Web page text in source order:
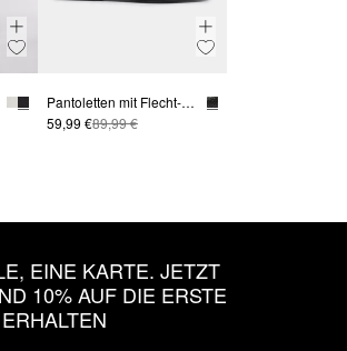
Pantoletten mit Flecht-Details
59,99 €89,99 €
EINE KARTE. JETZT
10% AUF DIE ERSTE